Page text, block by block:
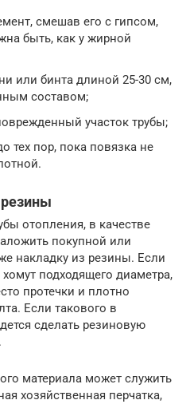
смешав его с гипсом,
быть, как у жирной
или бинта длиной 25-30 см,
составом;
участок трубы;
тех пор, пока повязка не
отопления, в качестве
покупной или
накладку из резины. Если
подходящего диаметра,
протечки и плотно
Если такового в
сделать резиновую
материала может служить
хозяйственная перчатка,